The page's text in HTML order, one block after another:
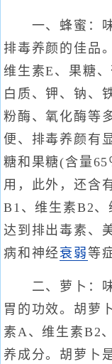
一、蜂蜜：味
排毒养颜的佳品
维生素E、果糖、
白质、钾、钠、
粉酶、氧化酶等
便、排毒养颜有
糖和果糖(含量65
用，此外，还含
B1、维生素B2
达到排出毒素、
病和神经衰弱等
二、萝卜：味
胃的功效。胡萝
素A、维生素B2
养成分。胡萝卜